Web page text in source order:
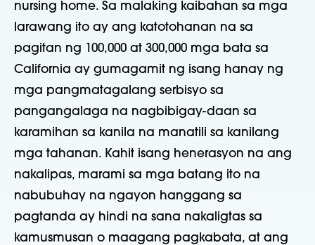
nursing home. Sa malaking kaibahan sa mga
larawang ito ay ang katotohanan na sa
pagitan ng 100,000 at 300,000 mga bata sa
California ay gumagamit ng isang hanay ng
mga pangmatagalang serbisyo sa
pangangalaga na nagbibigay-daan sa
karamihan sa kanila na manatili sa kanilang
mga tahanan. Kahit isang henerasyon na ang
nakalipas, marami sa mga batang ito na
nabubuhay na ngayon hanggang sa
pagtanda ay hindi na sana nakaligtas sa
kamusmusan o maagang pagkabata, at ang